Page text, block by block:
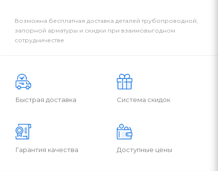
Возможна бесплатная доставка деталей трубопроводной,
запорной арматуры и скидки при взаимовыгодном
сотрудничестве
Быстрая доставка Система скидок
Гарантия качества Доступные цены